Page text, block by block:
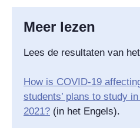
Meer lezen
Lees de resultaten van
How is COVID-19
students’ plans to study
2021? (in het Engels).